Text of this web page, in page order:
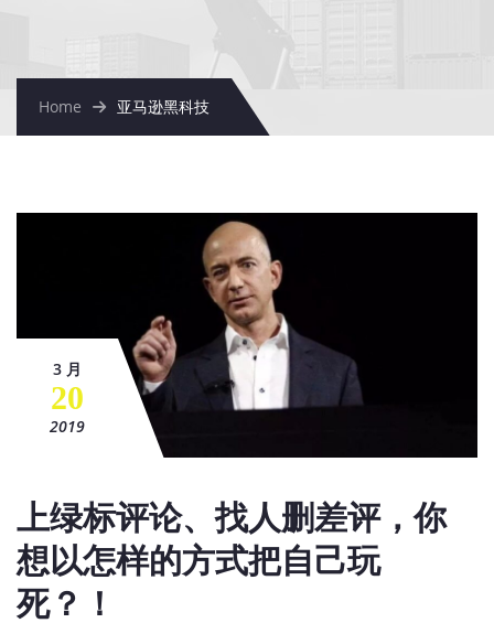
Home 亚马逊黑科技
3 月
20
2019
上绿标评论、找人删差评，你
想以怎样的方式把自己玩
死？！